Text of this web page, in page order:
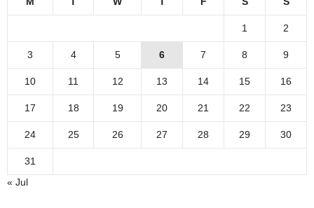
1 2
3 4 5 6 7 8 9
10 11 12 13 14 15 16
17 18 19 20 21 22 23
24 25 26 27 28 29 30
31
« Jul